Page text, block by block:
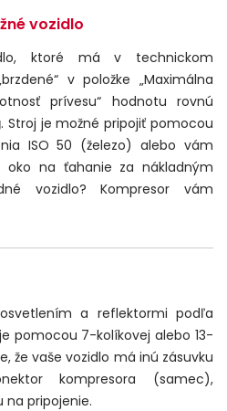
vozidlo
ktoré má v technickom
v položke „Maximálna
prívesu“ hodnotu rovnú
. Stroj je možné pripojiť pomocou
ISO 50 (železo) alebo vám
oko na ťahanie za nákladným
vozidlo? Kompresor vám
a reflektormi podľa
pomocou 7-kolíkovej alebo 13-
že vaše vozidlo má inú zásuvku
kompresora (samec),
pripojenie.